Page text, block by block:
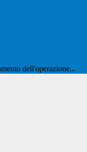
dell'operazione...